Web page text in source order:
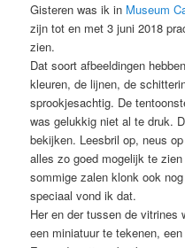
Gisteren was ik in Museum
zijn tot en met 3 juni 2018
zien.
Dat soort afbeeldingen
kleuren, de lijnen, de
sprookjesachtig. De
was gelukkig niet al te druk.
bekijken. Leesbril op, neus
alles zo goed mogelijk te
sommige zalen klonk ook
speciaal vond ik dat.
Her en der tussen de
een miniatuur te tekenen,